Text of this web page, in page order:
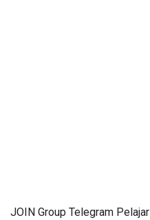
JOIN Group Telegram Pelajar